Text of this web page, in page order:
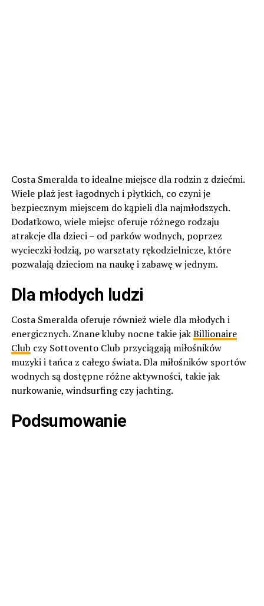
Costa Smeralda to idealne miejsce dla rodzin z dziećmi.
Wiele plaż jest łagodnych i płytkich, co czyni je
bezpiecznym miejscem do kąpieli dla najmłodszych.
Dodatkowo, wiele miejsc oferuje różnego rodzaju
atrakcje dla dzieci – od parków wodnych, poprzez
wycieczki łodzią, po warsztaty rękodzielnicze, które
pozwalają dzieciom na naukę i zabawę w jednym.
Dla młodych ludzi
Costa Smeralda oferuje również wiele dla młodych i
energicznych. Znane kluby nocne takie jakBillionaire
Club czy Sottovento Club przyciągają miłośników
muzyki i tańca z całego świata. Dla miłośników sportów
wodnych są dostępne różne aktywności, takie jak
nurkowanie, windsurfing czy jachting.
Podsumowanie